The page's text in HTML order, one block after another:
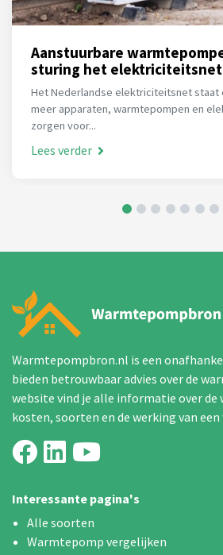
Aanstuurbare
sturing het
Het Nederlandse elektriciteitsnet staat
meer apparaten, warmtepompen en
zorgen voor...
Lees verder
Warmtepompbron.nl is een
bieden betrouwbaar advies over de
website vind je alle informatie over de
kosten, soorten en de werking van
Interessante pagina's
Alle soorten
Warmtepomp vergelijken